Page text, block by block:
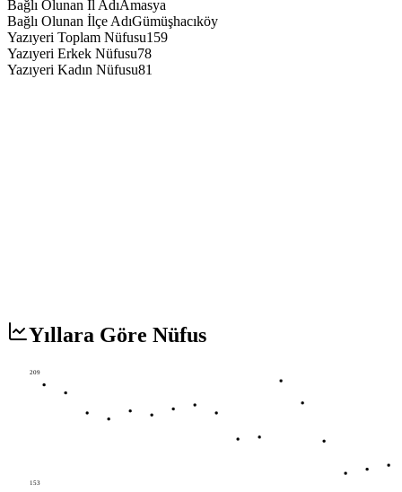
Bağlı Olunan İl AdıAmasya
Bağlı Olunan İlçe AdıGümüşhacıköy
Yazıyeri Toplam Nüfusu159
Yazıyeri Erkek Nüfusu78
Yazıyeri Kadın Nüfusu81
Yıllara Göre Nüfus
209
153